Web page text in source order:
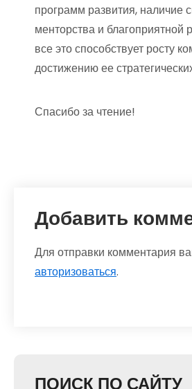
программ развития, наличие
менторства и благоприятной
все это способствует росту
достижению ее
Спасибо за чтение!
Добавить
Для отправки комментария
авторизоваться.
ПОИСК ПО САЙТУ